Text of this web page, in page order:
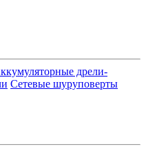
дрели-
Сетевые шуруповерты